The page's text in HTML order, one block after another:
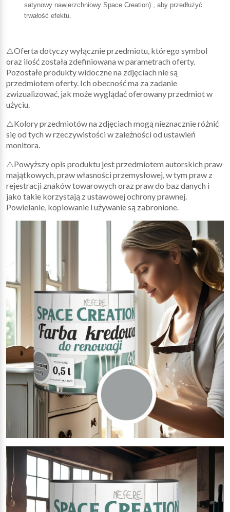
satynowy nawierzchniowy Space Creation) , aby przedłużyć
trwałość efektu.
⚠️Oferta dotyczy wyłącznie przedmiotu, którego symbol
oraz ilość została zdefiniowana w parametrach oferty.
Pozostałe produkty widoczne na zdjęciach nie są
przedmiotem oferty. Ich obecność ma za zadanie
zwizualizować, jak może wyglądać oferowany przedmiot w
użyciu.
⚠️Kolory przedmiotów na zdjęciach mogą nieznacznie różnić
się od tych w rzeczywistości w zależności od ustawień
monitora.
⚠️Powyższy opis produktu jest przedmiotem autorskich praw
majątkowych, praw własności przemysłowej, w tym praw z
rejestracji znaków towarowych oraz praw do baz danych i
jako takie korzystają z ustawowej ochrony prawnej.
Powielanie, kopiowanie i używanie są zabronione.